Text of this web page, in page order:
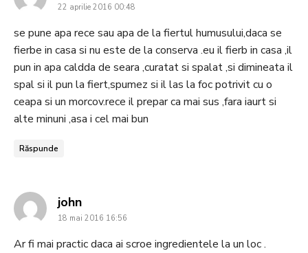
22 aprilie 2016 00:48
se pune apa rece sau apa de la fiertul humusului,daca se
fierbe in casa si nu este de la conserva .eu il fierb in casa ,il
pun in apa caldda de seara ,curatat si spalat ,si dimineata il
spal si il pun la fiert,spumez si il las la foc potrivit cu o
ceapa si un morcov.rece il prepar ca mai sus ,fara iaurt si
alte minuni ,asa i cel mai bun
Răspunde
johnsays:
18 mai 2016 16:56
Ar fi mai practic daca ai scroe ingredientele la un loc .